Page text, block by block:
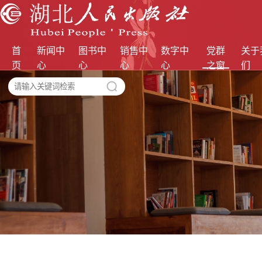
首
页
新闻中
心
图书中
心
销售中
心
数字中
心
党群
之窗
关
们